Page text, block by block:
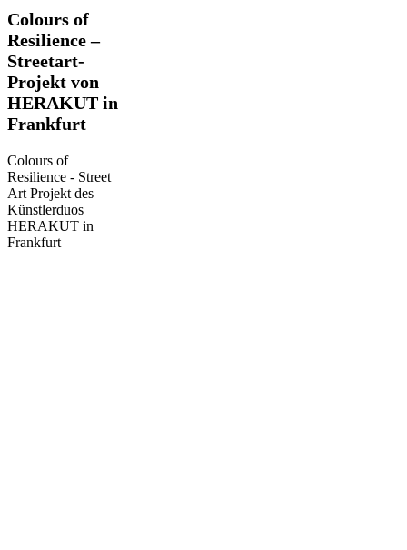
Colours
of
Resilience
–
Streetart-
Projekt
von
HERAKUT
Frankfurt
Colours of
Resilience –
Streetart-
Projekt von
HERAKUT in
Frankfurt
Colours of
Resilience - Street
Art Projekt des
Künstlerduos
HERAKUT in
Frankfurt